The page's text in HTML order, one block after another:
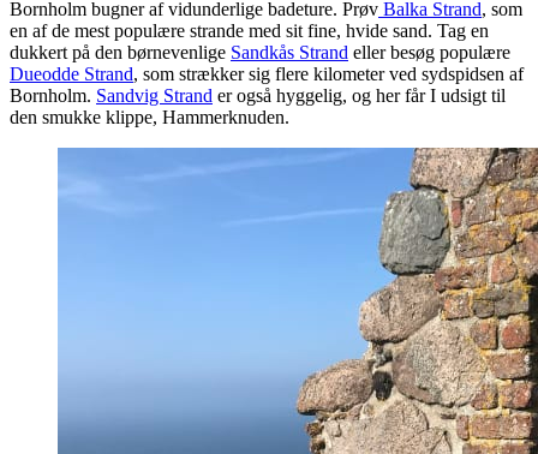
Bornholm bugner af vidunderlige badeture. Prøv Balka Strand, som
en af de mest populære strande med sit fine, hvide sand. Tag en
dukkert på den børnevenlige Sandkås Strand eller besøg populære
Dueodde Strand, som strækker sig flere kilometer ved sydspidsen af
Bornholm. Sandvig Strand er også hyggelig, og her får I udsigt til
den smukke klippe, Hammerknuden.